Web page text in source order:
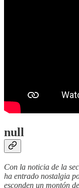
null
Con la noticia de la
ha entrado nostalgia
esconden un montón